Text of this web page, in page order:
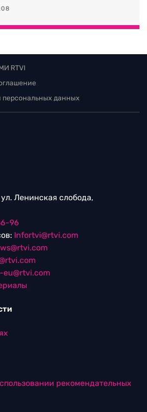
RTVI
персональных данных
Ленинская слобода,
96
Infortvi@rtvi.com
eu@rtvi.com
рекомендательных